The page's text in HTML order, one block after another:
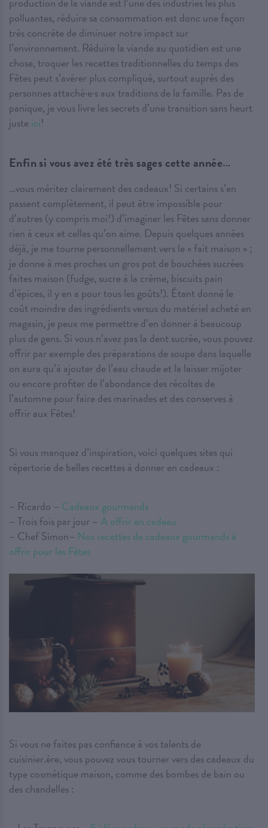
polluantes, réduire sa consommation est donc une façon
très concrète de diminuer notre impact sur
l’environnement. Réduire la viande au quotidien est une
chose, troquer les recettes traditionnelles du temps des
Fêtes peut s’avérer plus compliqué, surtout auprès des
personnes attaché·e·s aux traditions de la famille. Pas de
panique, je vous livre les secrets d’une transition sans heurt
juste ici!
Enfin si vous avez été très sages cette année…
…vous méritez clairement des cadeaux! Si certains s’en
passent complètement, il peut être impossible pour
d’autres (y compris moi!) d’imaginer les Fêtes sans donner
rien à ceux et celles qu’on aime. Depuis quelques années
déjà, je me tourne personnellement vers le « fait maison » ;
je donne à mes proches un gros pot de bouchées sucrées
faites maison (fudge, sucre à la crème, biscuits pain
d’épices, il y en a pour tous les goûts!). Étant donné le
coût moindre des ingrédients versus du matériel acheté en
magasin, je peux me permettre d’en donner à beaucoup
plus de gens. Si vous n’avez pas la dent sucrée, vous pouvez
offrir par exemple des préparations de soupe dans laquelle
on aura qu’à ajouter de l’eau chaude et la laisser mijoter
ou encore profiter de l’abondance des récoltes de
l’automne pour faire des marinades et des conserves à
offrir aux Fêtes!
Si vous manquez d’inspiration, voici quelques sites qui
répertorie de belles recettes à donner en cadeaux :
– Ricardo – Cadeaux gourmands
– Trois fois par jour –À offrir en cadeau
– Chef Simon– Nos recettes de cadeaux gourmands à
offrir pour les Fêtes
Si vous ne faites pas confiance à vos talents de
cuisinier.ère, vous pouvez vous tourner vers des cadeaux du
type cosmétique maison, comme des bombes de bain ou
des chandelles :